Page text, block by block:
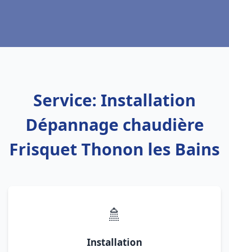
Service: Installation
Dépannage chaudière
Frisquet Thonon les Bains
🚿
Installation